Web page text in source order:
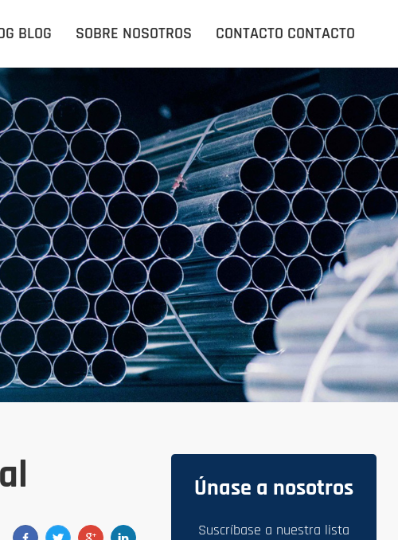
BLOG SOBRE NOSOTROS CONTACTO CONTACTO
INICIO
PRODUCTOS
APLICACIONES
BLOG BLOG
SOBRE NOSOTROS
CONTACTO
Únase a nosotros
Suscríbase a nuestra lista